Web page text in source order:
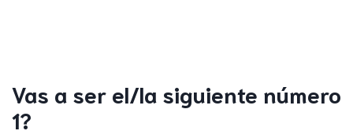
Vas a ser el/la siguiente número
1?